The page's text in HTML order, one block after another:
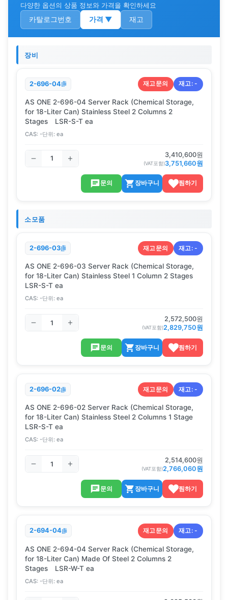
다양한 옵션의 상품 정보와 가격을 확인하세요
카탈로그번호 가격 ▼ 재고
장비
2-696-04 재고문의 재고:-
AS ONE 2-696-04 Server Rack (Chemical Storage,
for 18-Liter Can) Stainless Steel 2 Columns 2
Stages LSR-S-T ea
CAS: -단위: ea
3,410,600원
(VAT포함)3,751,660원
문의 장바구니 찜하기
소모품
2-696-03 재고문의 재고:-
AS ONE 2-696-03 Server Rack (Chemical Storage,
for 18-Liter Can) Stainless Steel 1 Column 2 Stages
LSR-S-T ea
CAS: -단위: ea
2,572,500원
(VAT포함)2,829,750원
문의 장바구니 찜하기
2-696-02 재고문의 재고:-
AS ONE 2-696-02 Server Rack (Chemical Storage,
for 18-Liter Can) Stainless Steel 2 Columns 1 Stage
LSR-S-T ea
CAS: -단위: ea
2,514,600원
(VAT포함)2,766,060원
문의 장바구니 찜하기
2-694-04 재고문의 재고:-
AS ONE 2-694-04 Server Rack (Chemical Storage,
for 18-Liter Can) Made Of Steel 2 Columns 2
Stages LSR-W-T ea
CAS: -단위: ea